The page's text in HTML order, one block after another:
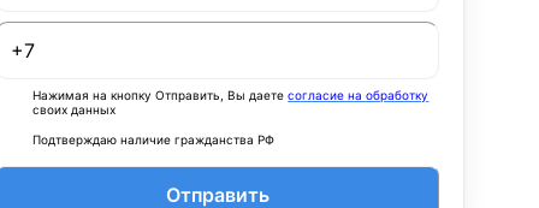
Нажимая на кнопку Отправить, Вы даетесогласие на обработку
своих данных
Подтверждаю наличие гражданства РФ
Отправить